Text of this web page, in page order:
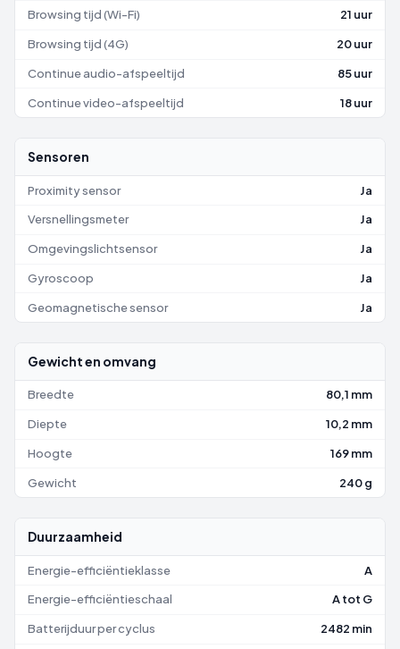
Browsing tijd (Wi-Fi) 21 uur
Browsing tijd (4G) 20 uur
Continue audio-afspeeltijd 85 uur
Continue video-afspeeltijd 18 uur
Sensoren
Proximity sensor Ja
Versnellingsmeter Ja
Omgevingslichtsensor Ja
Gyroscoop Ja
Geomagnetische sensor Ja
Gewicht en omvang
Breedte 80,1 mm
Diepte 10,2 mm
Hoogte 169 mm
Gewicht 240 g
Duurzaamheid
Energie-efficiëntieklasse A
Energie-efficiëntieschaal A tot G
Batterijduur per cyclus 2482 min